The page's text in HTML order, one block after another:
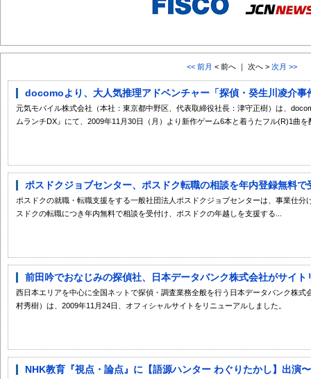
<< 前月 < 前へ ｜ 次へ > 次月 >>
docomoより、大人気推理アドベンチャー「探偵・癸生川凌介事
元気モバイル株式会社（本社：東京都中野区、代表取締役社長：津守正樹）は、
ムランチDX』にて、2009年11月30日（月）より新作ゲーム6本と着うたフル(R)1曲を
ポスドクジョブセンター、ポスドク転職の相談を年内登録無料で
ポスドクの就職・転職支援をする一般社団法人ポスドクジョブセンターは、事業仕
スドクの転職につき年内無料で相談を受付け、ポスドクの年越しを支援する...
前田吟でおなじみの探偵社、日本データバンク株式会社がサイト
西日本エリアを中心に全国ネットで探偵・調査業務全般を行う日本データバンク株
村秀樹）は、2009年11月24日、オフィシャルサイトをリニューアルしました。
NHK教育『視点・論点』に【語源ハンター わぐりたかし】出演